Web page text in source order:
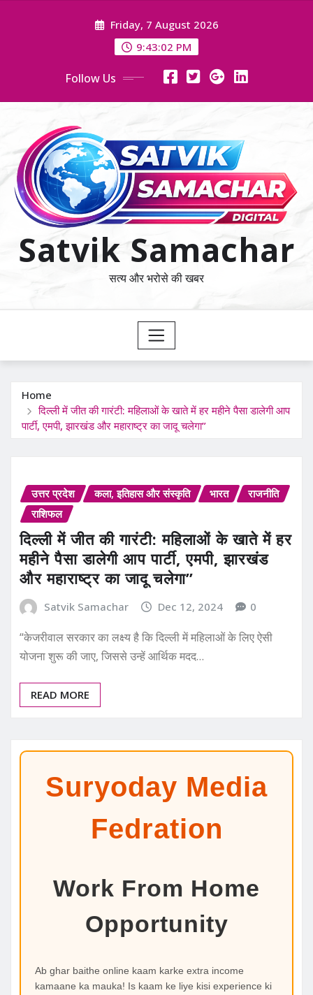
Friday, 7 August 2026
9:43:03 PM
Follow Us
Satvik Samachar
सत्य और भरोसे की खबर
Home
दिल्ली में जीत की गारंटी: महिलाओं के खाते में हर महीने पैसा डालेगी आप
पार्टी, एमपी, झारखंड और महाराष्ट्र का जादू चलेगा”
उत्तर प्रदेश कला, इतिहास और संस्कृति भारत
राजनीति
राशिफल
दिल्ली में जीत की गारंटी: महिलाओं के खाते में हर
महीने पैसा डालेगी आप पार्टी, एमपी, झारखंड
और महाराष्ट्र का जादू चलेगा”
Satvik Samachar Dec 12, 2024 0
“केजरीवाल सरकार का लक्ष्य है कि दिल्ली में महिलाओं के लिए ऐसी
योजना शुरू की जाए, जिससे उन्हें आर्थिक मदद…
READ MORE
Suryoday Media
Fedration
Work From Home
Opportunity
Ab ghar baithe online kaam karke extra income
kamaane ka mauka! Is kaam ke liye kisi experience ki